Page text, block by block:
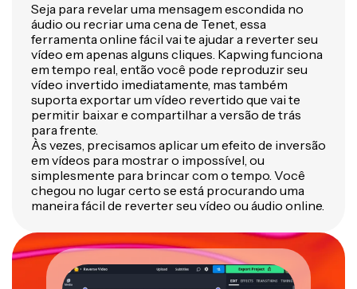
Seja para revelar uma mensagem escondida no
áudio ou recriar uma cena de Tenet, essa
ferramenta online fácil vai te ajudar a reverter seu
vídeo em apenas alguns cliques. Kapwing funciona
em tempo real, então você pode reproduzir seu
vídeo invertido imediatamente, mas também
suporta exportar um vídeo revertido que vai te
permitir baixar e compartilhar a versão de trás
para frente.
Às vezes, precisamos aplicar um efeito de inversão
em vídeos para mostrar o impossível, ou
simplesmente para brincar com o tempo. Você
chegou no lugar certo se está procurando uma
maneira fácil de reverter seu vídeo ou áudio online.